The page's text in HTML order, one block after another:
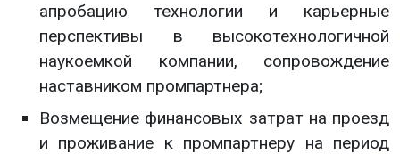
апробацию технологии и карьерные
перспективы в высокотехнологичной
наукоемкой компании, сопровождение
наставником промпартнера;
Возмещение финансовых затрат на проезд
и проживание к промпартнеру на период